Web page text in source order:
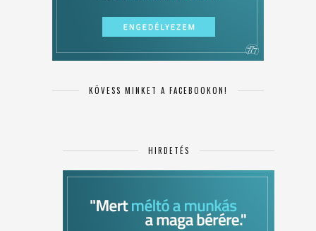
KÖVESS MINKET A FACEBOOKON!
HIRDETÉS